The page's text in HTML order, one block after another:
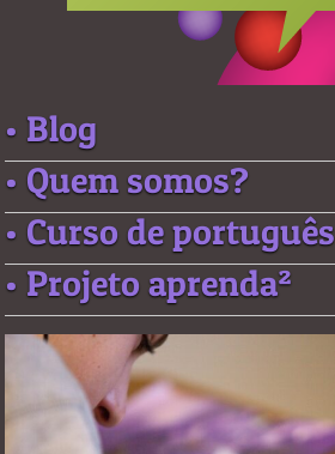
• Blog
• Quem somos?
• Curso de português
• Projeto aprenda²